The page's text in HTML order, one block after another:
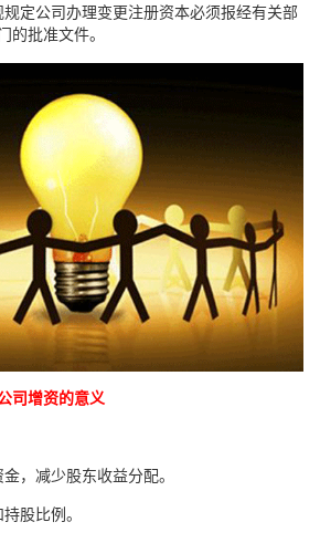
公司办理变更注册资本必须报经有关部
的批准文件。
司增资的意义
减少股东收益分配。
股比例。